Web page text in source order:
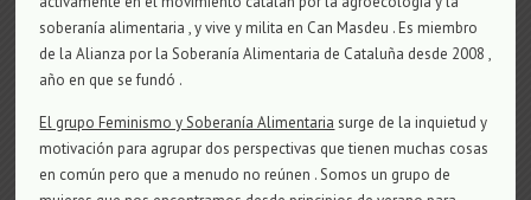
soberanía alimentaria , y vive y milita en Can Masdeu . Es miembro
de la Alianza por la Soberanía Alimentaria de Cataluña desde 2008 ,
año en que se fundó .
El grupo Feminismo y Soberanía Alimentaria surge de la inquietud y
motivación para agrupar dos perspectivas que tienen muchas cosas
en común pero que a menudo no reúnen . Somos un grupo de